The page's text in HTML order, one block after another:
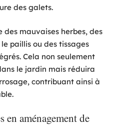
des galets.
mauvaises herbes, des
paillis ou des tissages
Cela non seulement
le jardin mais réduira
contribuant ainsi à
en aménagement de